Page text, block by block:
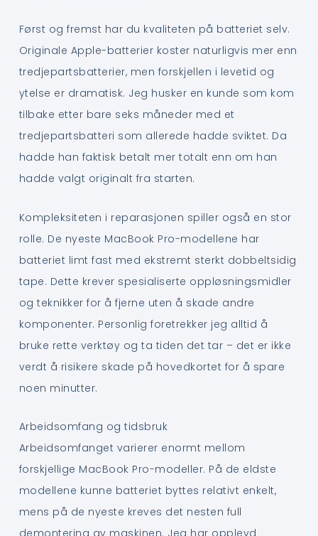
Først og fremst har du kvaliteten på batteriet selv.
Originale Apple-batterier koster naturligvis mer enn
tredjepartsbatterier, men forskjellen i levetid og
ytelse er dramatisk. Jeg husker en kunde som kom
tilbake etter bare seks måneder med et
tredjepartsbatteri som allerede hadde sviktet. Da
hadde han faktisk betalt mer totalt enn om han
hadde valgt originalt fra starten.
Kompleksiteten i reparasjonen spiller også en stor
rolle. De nyeste MacBook Pro-modellene har
batteriet limt fast med ekstremt sterkt dobbeltsidig
tape. Dette krever spesialiserte oppløsningsmidler
og teknikker for å fjerne uten å skade andre
komponenter. Personlig foretrekker jeg alltid å
bruke rette verktøy og ta tiden det tar – det er ikke
verdt å risikere skade på hovedkortet for å spare
noen minutter.
Arbeidsomfang og tidsbruk
Arbeidsomfanget varierer enormt mellom
forskjellige MacBook Pro-modeller. På de eldste
modellene kunne batteriet byttes relativt enkelt,
mens på de nyeste kreves det nesten full